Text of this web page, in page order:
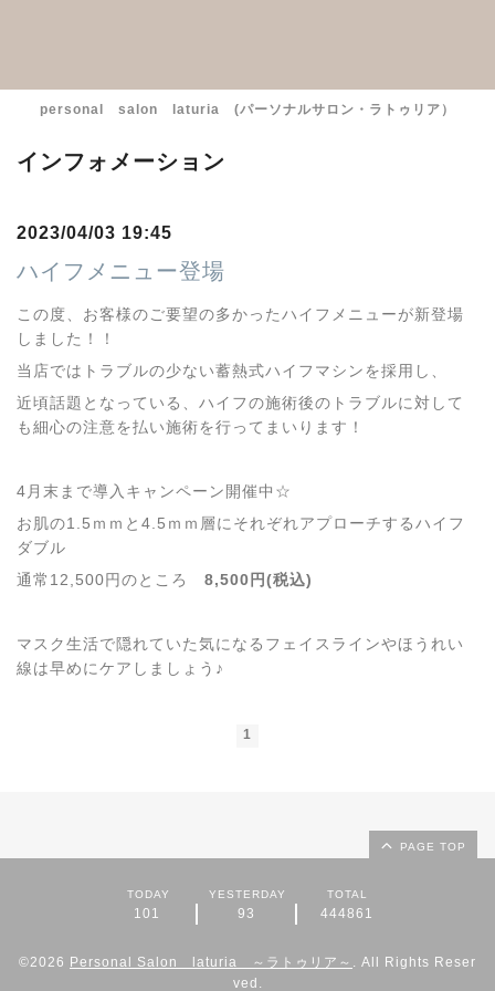
personal salon laturia (パーソナルサロン・ラトゥリア）
インフォメーション
2023/04/03 19:45
ハイフメニュー登場
この度、お客様のご要望の多かったハイフメニューが新登場
しました！！
当店ではトラブルの少ない蓄熱式ハイフマシンを採用し、
近頃話題となっている、ハイフの施術後のトラブルに対して
も細心の注意を払い施術を行ってまいります！
4月末まで導入キャンペーン開催中☆
お肌の1.5ｍｍと4.5ｍｍ層にそれぞれアプローチするハイフ
ダブル
通常12,500円のところ 8,500円(税込)
マスク生活で隠れていた気になるフェイスラインやほうれい
線は早めにケアしましょう♪
1
PAGE TOP
TODAY
101
YESTERDAY
93
TOTAL
444861
©2026 Personal Salon laturia ～ラトゥリア～ . All Rights Reser
ved.